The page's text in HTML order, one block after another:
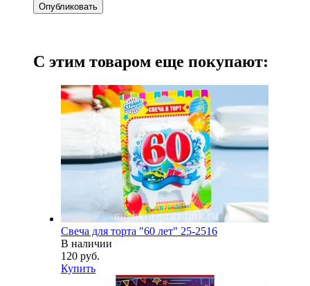
С этим товаром еще покупают:
Свеча для торта "60 лет" 25-2516
В наличии
120 руб.
Купить